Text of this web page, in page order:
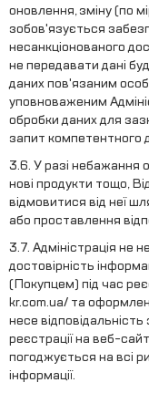
оновлення, зміну (по
зобов'язується
несанкціонованого
не передавати дані
даних пов'язаним
уповноваженим
обробки даних для
запит компетентного
3.6. У разі небажання
нові продукти тощо,
відмовитися від неї
або проставлення
3.7. Адміністрація не
достовірність
(Покупцем) під час
kr.com.ua/ та
несе
реєстрації на веб-
погоджується на всі
інформації.